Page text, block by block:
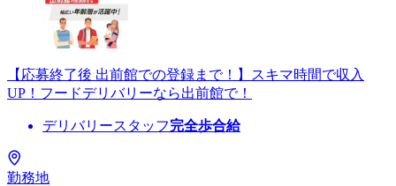
【応募終了後 出前館での登録まで！】スキマ時間で収入
UP！フードデリバリーなら出前館で！
デリバリースタッフ完全歩合給
勤務地